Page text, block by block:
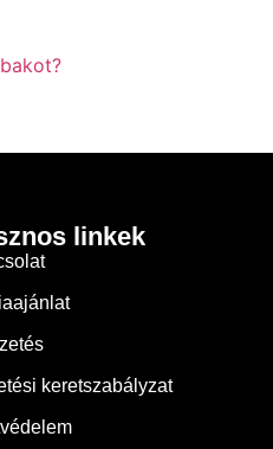
linkek
keretszabályzat